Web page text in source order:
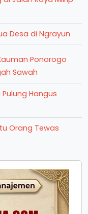
Desa di Ngrayun
Ponorogo
Sawah
Hangus
Orang Tewas